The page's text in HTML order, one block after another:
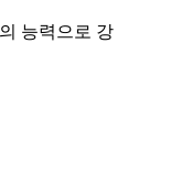
능력으로 강